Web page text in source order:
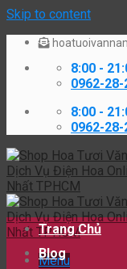
Skip to content
8:00 -
0962-
8:00 -
0962-
Menu
Trang Chủ
Blog